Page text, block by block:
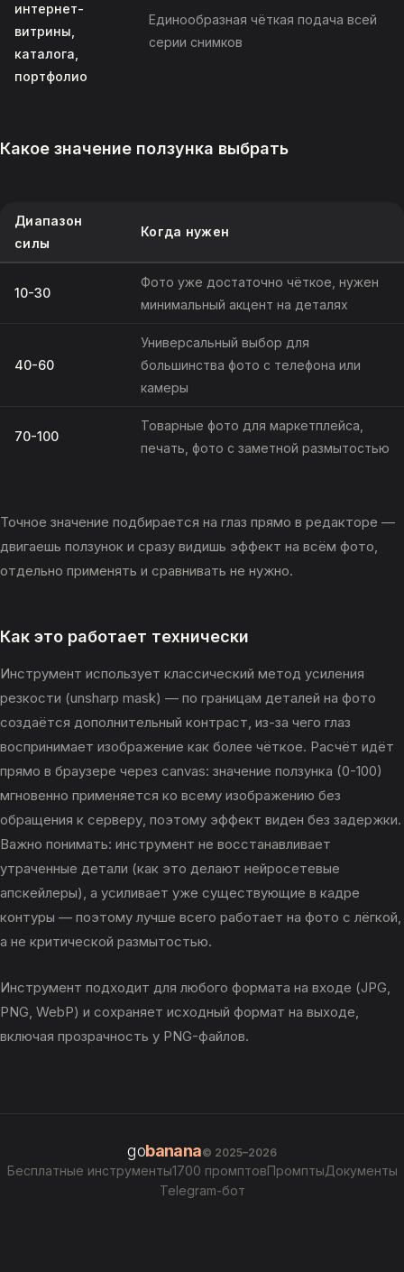
интернет-
витрины,
каталога,
портфолио
Единообразная чёткая подача всей
серии снимков
Какое значение ползунка выбрать
Диапазон
силы
Когда нужен
10-30
Фото уже достаточно чёткое, нужен
минимальный акцент на деталях
40-60
Универсальный выбор для
большинства фото с телефона или
камеры
70-100
Товарные фото для маркетплейса,
печать, фото с заметной размытостью
Точное значение подбирается на глаз прямо в редакторе —
двигаешь ползунок и сразу видишь эффект на всём фото,
отдельно применять и сравнивать не нужно.
Как это работает технически
Инструмент использует классический метод усиления
резкости (unsharp mask) — по границам деталей на фото
создаётся дополнительный контраст, из-за чего глаз
воспринимает изображение как более чёткое. Расчёт идёт
прямо в браузере через canvas: значение ползунка (0-100)
мгновенно применяется ко всему изображению без
обращения к серверу, поэтому эффект виден без задержки.
Важно понимать: инструмент не восстанавливает
утраченные детали (как это делают нейросетевые
апскейлеры), а усиливает уже существующие в кадре
контуры — поэтому лучше всего работает на фото с лёгкой,
а не критической размытостью.
Инструмент подходит для любого формата на входе (JPG,
PNG, WebP) и сохраняет исходный формат на выходе,
включая прозрачность у PNG-файлов.
gobanana© 2025–2026
Бесплатные инструменты1700 промптовПромптыДокументы
Telegram-бот